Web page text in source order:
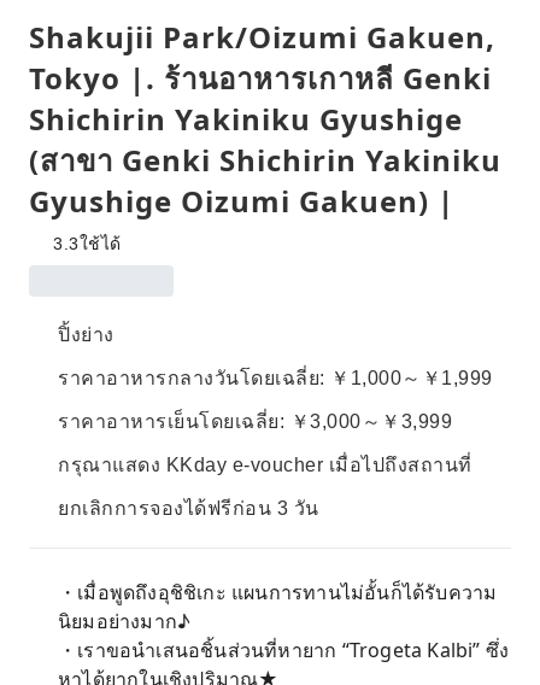
Shakujii Park/Oizumi Gakuen,
Tokyo |. ร้านอาหารเกาหลี Genki
Shichirin Yakiniku Gyushige
(สาขา Genki Shichirin Yakiniku
Gyushige Oizumi Gakuen) |
3.3ใช้ได้
ปิ้งย่าง
ราคาอาหารกลางวันโดยเฉลี่ย: ￥1,000～￥1,999
ราคาอาหารเย็นโดยเฉลี่ย: ￥3,000～￥3,999
กรุณาแสดง KKday e-voucher เมื่อไปถึงสถานที่
ยกเลิกการจองได้ฟรีก่อน 3 วัน
・เมื่อพูดถึงอุชิชิเกะ แผนการทานไม่อั้นก็ได้รับความ
นิยมอย่างมาก♪
・เราขอนำเสนอชิ้นส่วนที่หายาก “Trogeta Kalbi” ซึ่ง
หาได้ยากในเชิงปริมาณ★